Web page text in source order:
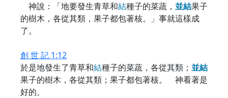
神說：「地要發生青草和結種子的菜蔬， 並結果子
的樹木，各從其類，果子都包著核。」事就這樣成
了。
創 世 記 1:12
於是地發生了青草和結種子的菜蔬，各從其類； 並結
果子的樹木，各從其類；果子都包著核。 神看著是
好的。